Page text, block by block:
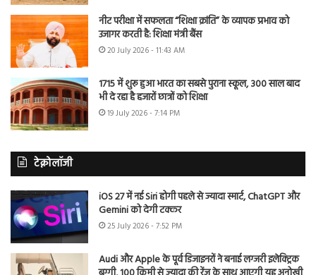
नीट परीक्षा में सफलता “शिक्षा क्रांति” के व्यापक प्रभाव को
उजागर करती है: शिक्षा मंत्री बैंस
20 July 2026 - 11:43 AM
1715 में शुरू हुआ भारत का सबसे पुराना स्कूल, 300 साल बाद
भी दे रहा है हजारों छात्रों को शिक्षा
19 July 2026 - 7:14 PM
टेक्नोलॉजी
iOS 27 में नई Siri होगी पहले से ज्यादा स्मार्ट, ChatGPT और
Gemini को देगी टक्कर
25 July 2026 - 7:52 PM
Audi और Apple के पूर्व डिजाइनरों ने बनाई लग्जरी इलेक्ट्रिक